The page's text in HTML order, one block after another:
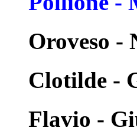
Oroveso -
Clotilde -
Flavio -